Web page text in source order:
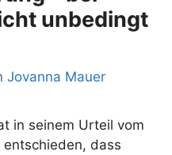
unbedingt
Jovanna Mauer
in seinem Urteil vom
entschieden, dass